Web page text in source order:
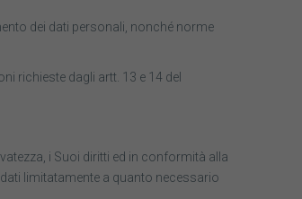
dei dati personali, nonché norme
richieste dagli artt. 13 e 14 del
i Suoi diritti ed in conformità alla
limitatamente a quanto necessario